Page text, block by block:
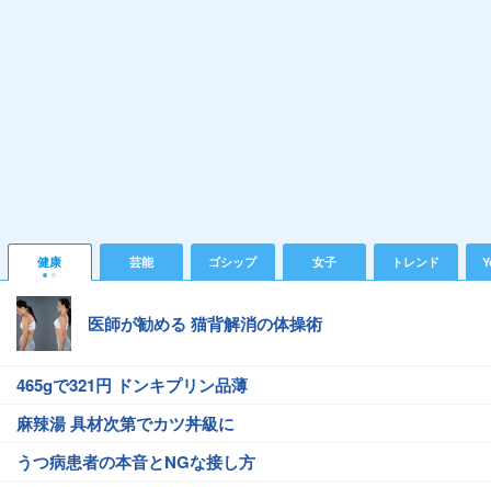
健康 芸能 ゴシップ 女子 トレンド
医師が勧める 猫背解消の体操術
465gで321円 ドンキプリン品薄
麻辣湯 具材次第でカツ丼級に
うつ病患者の本音とNGな接し方